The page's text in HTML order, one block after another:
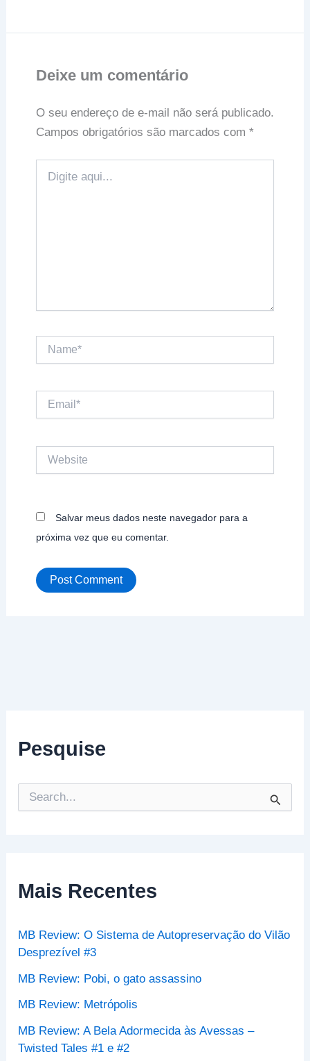
Pesquise
e
s
a
o
r
Mais Recentes
MB Review: O Sistema de Autopreservação do Vilão
Desprezível #3
MB Review: Pobi, o gato assassino
MB Review: Metrópolis
MB Review: A Bela Adormecida às Avessas –
Twisted Tales #1 e #2
Deixe um comentário
O seu endereço de e-mail não será publicado.
Campos obrigatórios são marcados com *
aqui...
Email*
Salvar meus dados neste navegador para a
próxima vez que eu comentar.